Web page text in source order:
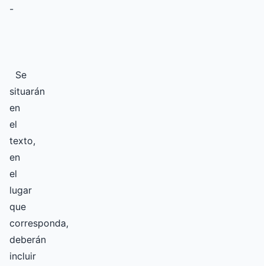
-
Se
situarán
en
el
texto,
en
el
lugar
que
corresponda,
deberán
incluir